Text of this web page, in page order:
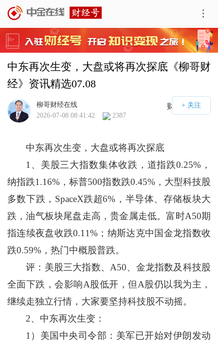
中东再次生变，大盘或将再次探底《柳哥财
经》资讯精选07.08
财经号APP
柳哥财经在线
2026-07-08 08:41:42
2387
中东再次生变，大盘或将再次探底
1、美股三大指数集体收跌，道指跌0.25%，
纳指跌1.16%，标普500指数跌0.45%，大型科技股
多数下跌，SpaceX跌超6%，半导体、存储板块大
跌，油气板块尾盘走高，贵金属走低。富时A50期
指连续夜盘收跌0.11%；纳斯达克中国金龙指数收
跌0.59%，热门中概股普跌。
评：美股三大指数、A50、金龙指数及科技股
全面下跌，会影响A股低开，但A股仍以我为主，
继续走独立行情，大家要坚持科技股不动摇。
2、中东再次生变：
1）美国中央司令部：美军已开始对伊朗发动